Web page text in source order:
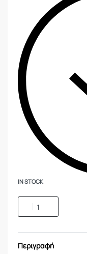
IN STOCK
Περιγραφή